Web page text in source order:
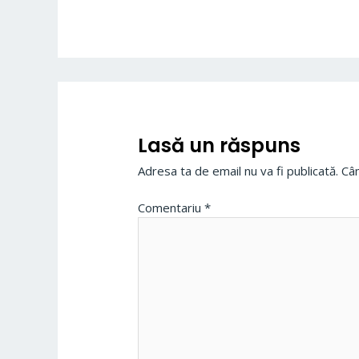
Lasă un răspuns
Adresa ta de email nu va fi publicată.
Comentariu*